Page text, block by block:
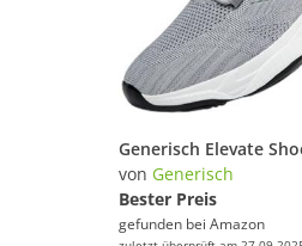
von Generisch
Bester Preis
gefunden bei Amazon